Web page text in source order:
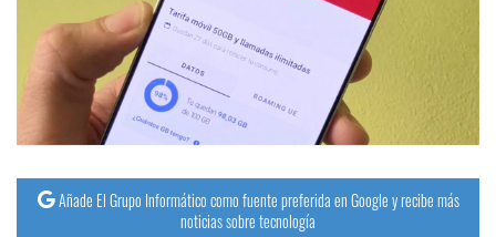
Añade El Grupo Informático como fuente preferida en Google y recibe más
noticias sobre tecnología